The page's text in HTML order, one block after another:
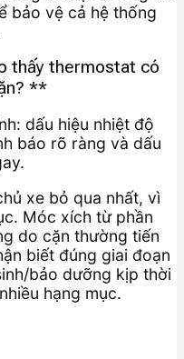
bảo vệ cả hệ thống
thấy thermostat có
**
dấu hiệu nhiệt độ
báo rõ ràng và dấu
xe bỏ qua nhất, vì
Móc xích từ phần
do cặn thường tiến
biết đúng giai đoạn
bảo dưỡng kịp thời
hạng mục.